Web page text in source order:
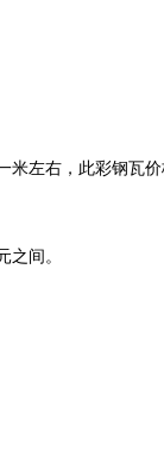
左右，此彩钢瓦
之间。